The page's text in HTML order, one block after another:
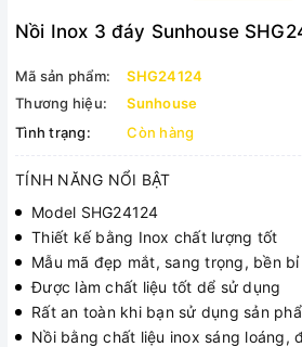
Nồi Inox 3 đáy Sunhouse
Mã sản phẩm:
SHG24124
Thương hiệu:
Sunhouse
Tình trạng:
Còn hàng
TÍNH NĂNG NỔI BẬT
Model SHG24124
Thiết kế bằng Inox chất lượng tốt
Mẫu mã đẹp mắt, sang trọng, bền bỉ
Được làm chất liệu tốt dể sử dụng
Rất an toàn khi bạn sử dụng sản
Nồi bằng chất liệu inox sáng loáng,